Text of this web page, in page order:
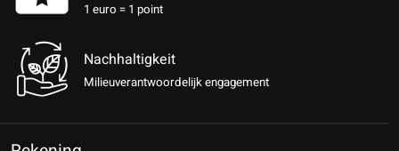
1 euro = 1 point
Nachhaltigkeit
Milieuverantwoordelijk engagement